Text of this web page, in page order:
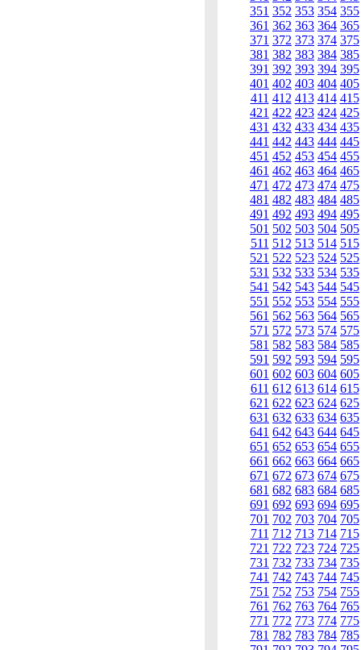
351 352 353 354 355
361 362 363 364 365
371 372 373 374 375
381 382 383 384 385
391 392 393 394 395
401 402 403 404 405
411 412 413 414 415
421 422 423 424 425
431 432 433 434 435
441 442 443 444 445
451 452 453 454 455
461 462 463 464 465
471 472 473 474 475
481 482 483 484 485
491 492 493 494 495
501 502 503 504 505
511 512 513 514 515
521 522 523 524 525
531 532 533 534 535
541 542 543 544 545
551 552 553 554 555
561 562 563 564 565
571 572 573 574 575
581 582 583 584 585
591 592 593 594 595
601 602 603 604 605
611 612 613 614 615
621 622 623 624 625
631 632 633 634 635
641 642 643 644 645
651 652 653 654 655
661 662 663 664 665
671 672 673 674 675
681 682 683 684 685
691 692 693 694 695
701 702 703 704 705
711 712 713 714 715
721 722 723 724 725
731 732 733 734 735
741 742 743 744 745
751 752 753 754 755
761 762 763 764 765
771 772 773 774 775
781 782 783 784 785